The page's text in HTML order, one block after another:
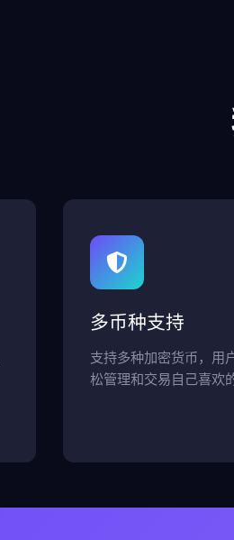
多币种支持
支持多种加密货币，用
松管理和交易自己喜欢